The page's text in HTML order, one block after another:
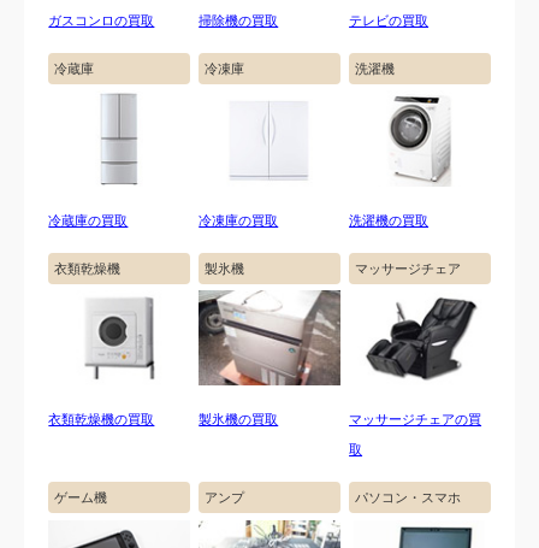
し工事を行います。買取価格は現地現金払いになりま
お渡しします。
ガスコンロの買取 掃除機の買取 テレビの買取
冷蔵庫
冷蔵庫の買取
冷凍庫
冷凍庫の買取
洗濯機
洗濯機の買取
衣類乾燥機
衣類乾燥機の買取
製氷機
製氷機の買取
マッサージチェア
マッサージチェアの買
取
ゲーム機 アンプ パソコン・スマホ